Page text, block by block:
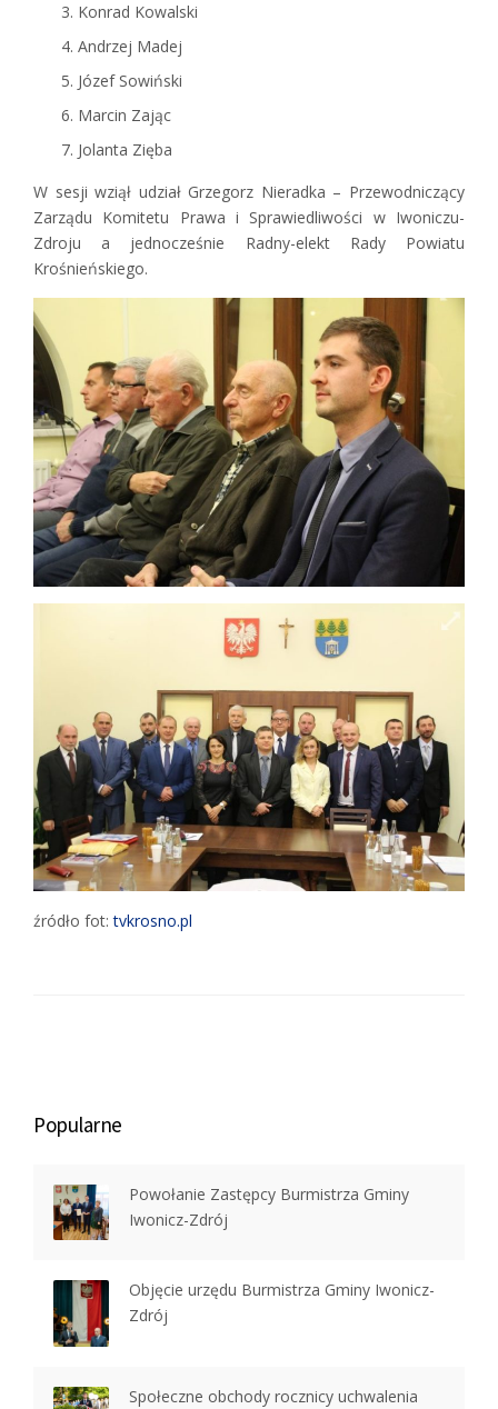
Konrad Kowalski
Andrzej Madej
Józef Sowiński
Marcin Zając
Jolanta Zięba
W sesji wziął udział Grzegorz Nieradka – Przewodniczący
Zarządu Komitetu Prawa i Sprawiedliwości w Iwoniczu-
Zdroju a jednocześnie Radny-elekt Rady Powiatu
Krośnieńskiego.
źródło fot:tvkrosno.pl
Popularne
Powołanie Zastępcy Burmistrza Gminy
Iwonicz-Zdrój
Objęcie urzędu Burmistrza Gminy Iwonicz-
Zdrój
Społeczne obchody rocznicy uchwalenia